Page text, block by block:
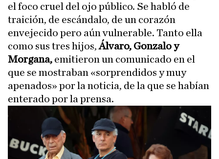
el foco cruel del ojo público. Se habló de
traición, de escándalo, de un corazón
envejecido pero aún vulnerable. Tanto ella
como sus tres hijos,Álvaro, Gonzalo y
Morgana, emitieron un comunicado en el
que se mostraban «sorprendidos y muy
apenados» por la noticia, de la que se habían
enterado por la prensa.